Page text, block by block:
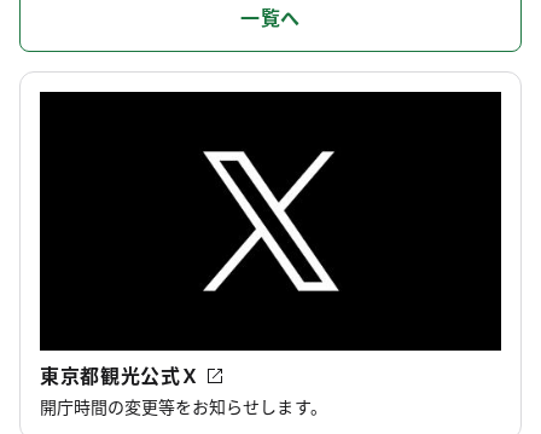
一覧へ
東京都観光公式Ｘ
開庁時間の変更等をお知らせします。